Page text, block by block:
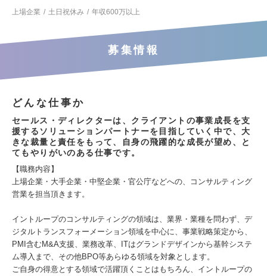
上場企業
土日祝休み 年収600万以上
募集情報
どんな仕事か
セールス・ディレクターは、クライアントの事業成長を支
援するソリューションパートナーを目指していく中で、大
きな裁量と責任をもって、自身の飛躍的な成長が望め、と
てもやりがいのある仕事です。
【職務内容】
上場企業・大手企業・中堅企業・官公庁などへの、コンサルティング
営業を担当頂きます。
イントループのコンサルティングの領域は、業界・業種を問わず、デ
ジタルトランスフォーメーション領域を中心に、事業戦略策定から、
PMI含むM&A支援、業務改革、ITはグランドデザインから基幹システ
ム導入まで、その他BPO等あらゆる領域を対象とします。
ご自身の得意とする領域で活躍頂くことはもちろん、イントループの